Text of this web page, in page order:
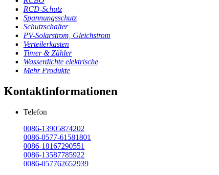
RCD-Schutz
Spannungsschutz
Schutzschalter
PV-Solarstrom, Gleichstrom
Verteilerkasten
Timer & Zähler
Wasserdichte elektrische
Mehr Produkte
Kontaktinformationen
Telefon
0086-13905874202
0086-0577-61581801
0086-18167290551
0086-13587785922
0086-057762652939